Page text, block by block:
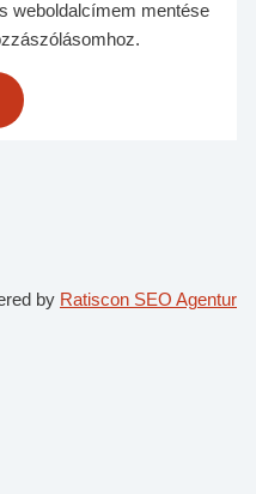
weboldalcímem mentése
by Ratiscon SEO Agentur